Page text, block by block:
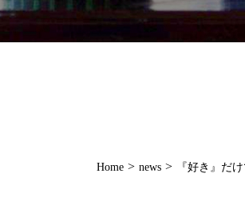
Home > news > 『好き』だ